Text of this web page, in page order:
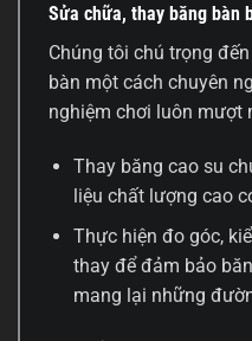
Sửa chữa, thay băng bàn
Chúng tôi chú trọng
bàn một cách chuyên
nghiệm chơi luôn mượt
Thay băng cao su
liệu chất lượng cao
Thực hiện đo góc,
thay để đảm bảo
mang lại những